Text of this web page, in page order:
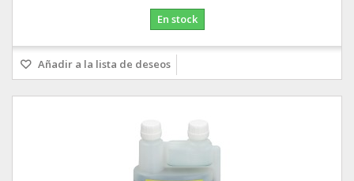
En stock
Añadir a la lista de deseos